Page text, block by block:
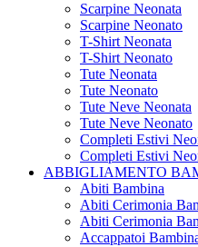
Scarpine Neonata
Scarpine Neonato
T-Shirt Neonata
T-Shirt Neonato
Tute Neonata
Tute Neonato
Tute Neve Neonata
Tute Neve Neonato
Completi Estivi
Completi Estivi
ABBIGLIAMENTO
Abiti Bambina
Abiti Cerimonia
Abiti Cerimonia
Accappatoi